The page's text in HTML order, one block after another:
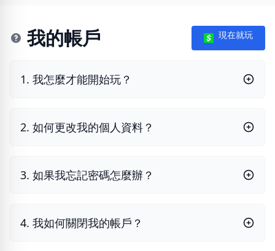
我的帳戶 現在就玩
1. 我怎麼才能開始玩？
2. 如何更改我的個人資料？
3. 如果我忘記密碼怎麼辦？
4. 我如何關閉我的帳戶？